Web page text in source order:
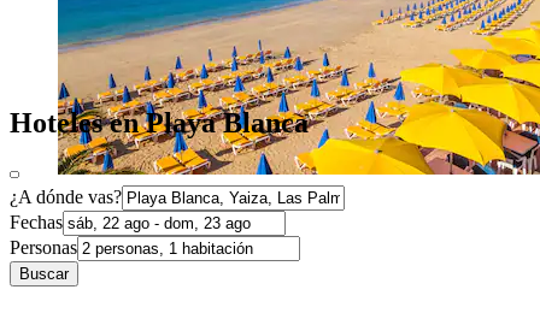
Hoteles en Playa Blanca
¿A dónde vas?
Fechas
Personas
Buscar